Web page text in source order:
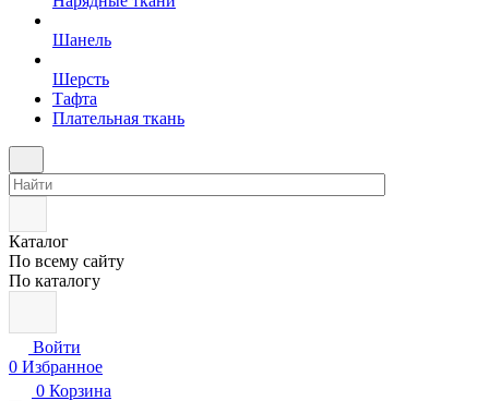
Шанель
Шерсть
Тафта
Плательная ткань
Каталог
По всему сайту
По каталогу
Войти
0 Избранное
0 Корзина